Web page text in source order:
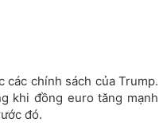
chính sách của Trump.
khi đồng euro tăng mạnh
đó.